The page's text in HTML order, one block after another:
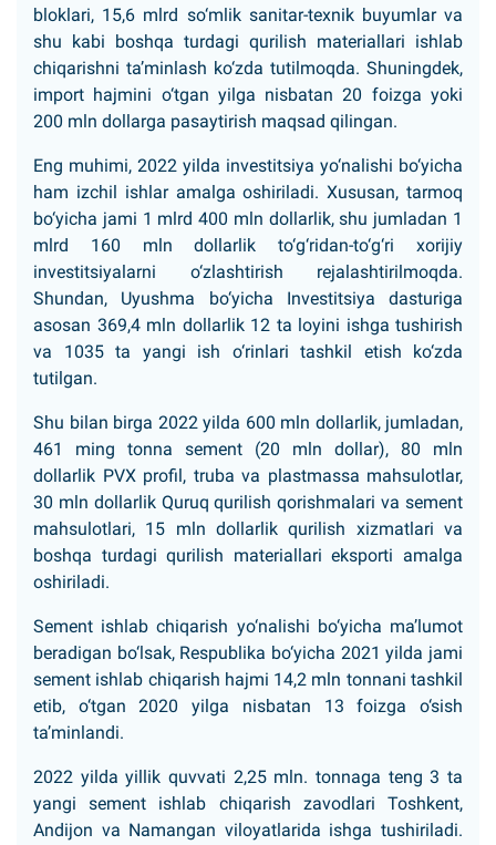
bloklari, 15,6 mlrd so‘mlik sanitar-texnik buyumlar va
shu kabi boshqa turdagi qurilish materiallari ishlab
chiqarishni ta’minlash ko‘zda tutilmoqda. Shuningdek,
import hajmini o‘tgan yilga nisbatan 20 foizga yoki
200 mln dollarga pasaytirish maqsad qilingan.
Eng muhimi, 2022 yilda investitsiya yo‘nalishi bo‘yicha
ham izchil ishlar amalga oshiriladi. Xususan, tarmoq
bo‘yicha jami 1 mlrd 400 mln dollarlik, shu jumladan 1
mlrd 160 mln dollarlik to‘g‘ridan-to‘g‘ri xorijiy
investitsiyalarni o‘zlashtirish rejalashtirilmoqda.
Shundan, Uyushma bo‘yicha Investitsiya dasturiga
asosan 369,4 mln dollarlik 12 ta loyini ishga tushirish
va 1035 ta yangi ish o‘rinlari tashkil etish ko‘zda
tutilgan.
Shu bilan birga 2022 yilda 600 mln dollarlik, jumladan,
461 ming tonna sement (20 mln dollar), 80 mln
dollarlik PVX profil, truba va plastmassa mahsulotlar,
30 mln dollarlik Quruq qurilish qorishmalari va sement
mahsulotlari, 15 mln dollarlik qurilish xizmatlari va
boshqa turdagi qurilish materiallari eksporti amalga
oshiriladi.
Sement ishlab chiqarish yo‘nalishi bo‘yicha ma’lumot
beradigan bo‘lsak, Respublika bo‘yicha 2021 yilda jami
sement ishlab chiqarish hajmi 14,2 mln tonnani tashkil
etib, o‘tgan 2020 yilga nisbatan 13 foizga o‘sish
ta’minlandi.
2022 yilda yillik quvvati 2,25 mln. tonnaga teng 3 ta
yangi sement ishlab chiqarish zavodlari Toshkent,
Andijon va Namangan viloyatlarida ishga tushiriladi.